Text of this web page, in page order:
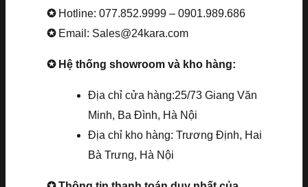
✪ Hotline: 077.852.9999 – 0901.989.686
✪ Email: Sales@24kara.com
✪ Hệ thống showroom và kho hàng:
Địa chỉ cửa hàng:25/73 Giang Văn
Minh, Ba Đình, Hà Nội
Địa chỉ kho hàng: Trương Định, Hai
Bà Trưng, Hà Nội